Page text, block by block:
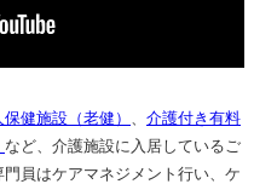
健施設（老健）
介護付き有料
など、介護施設に入居しているご
員はケアマネジメント行い、ケ